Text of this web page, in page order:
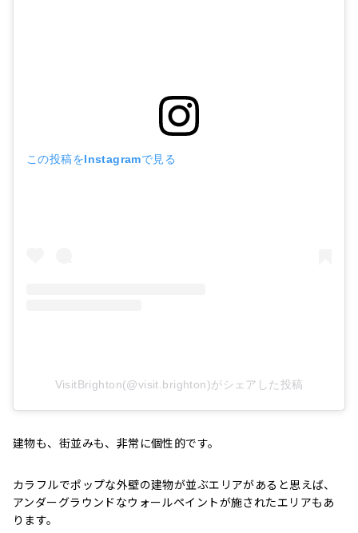
この投稿をInstagramで見る
VisitBrighton(@visit.brighton)がシェアした投稿
建物も、街並みも、非常に個性的です。
カラフルでポップな外壁の建物が並ぶエリアがあると思えば、
アンダーグラウンドなウォールペイントが施されたエリアもあ
ります。